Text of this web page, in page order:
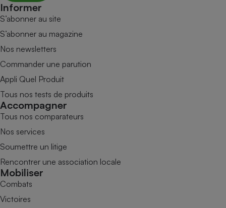
Informer
S’abonner au site
S’abonner au magazine
Nos newsletters
Commander une parution
Appli Quel Produit
Tous nos tests de produits
Accompagner
Tous nos comparateurs
Nos services
Soumettre un litige
Rencontrer une association locale
Mobiliser
Combats
Victoires